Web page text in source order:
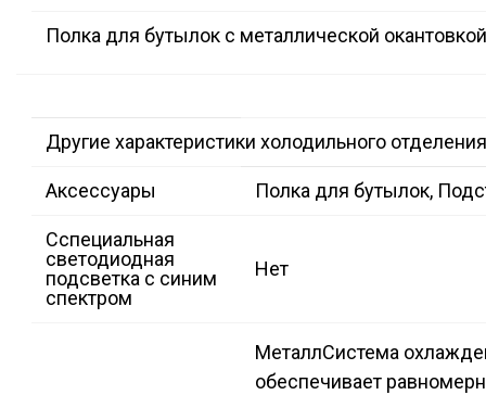
Полка для бутылок с металлической окантовкой
Другие характеристики холодильного отделения
Аксессуары Полка для бутылок,
Сспециальная
светодиодная
подсветка с синим
спектром
Нет
МеталлCистема
обеспечивает